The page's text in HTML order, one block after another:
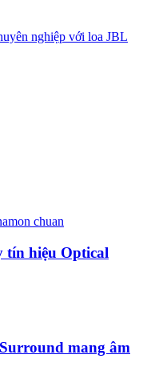
nghiệp với loa JBL
tín hiệu Optical
mang âm